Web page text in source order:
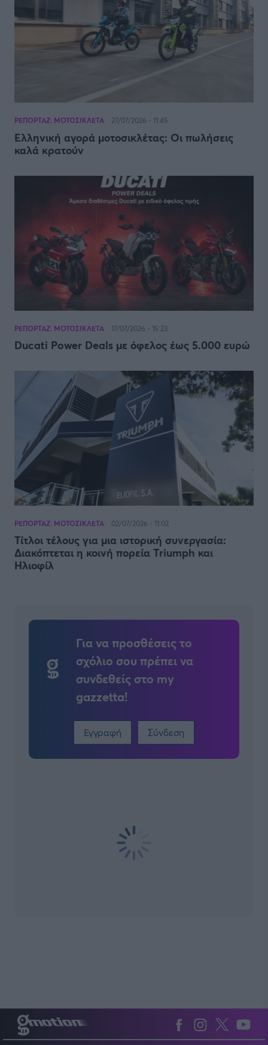
ΡΕΠΟΡΤΑΖ: ΜΟΤΟΣΙΚΛΕΤΑ 27/07/2026 - 11:45
Ελληνική αγορά μοτοσικλέτας: Οι πωλήσεις
καλά κρατούν
ΡΕΠΟΡΤΑΖ: ΜΟΤΟΣΙΚΛΕΤΑ 17/07/2026 - 15:23
Ducati Power Deals με όφελος έως 5.000 ευρώ
ΡΕΠΟΡΤΑΖ: ΜΟΤΟΣΙΚΛΕΤΑ 02/07/2026 - 11:02
Τίτλοι τέλους για μια ιστορική συνεργασία:
Διακόπτεται η κοινή πορεία Triumph και
Ηλιοφίλ
Για να προσθέσεις το
σχόλιο σου πρέπει να
συνδεθείς στο my
gazzetta!
Εγγραφή Σύνδεση